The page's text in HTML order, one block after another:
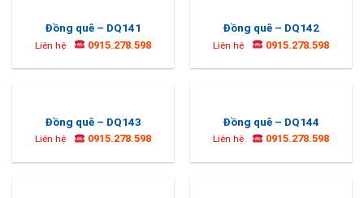
Đồng quê – DQ141
Liên hệ 0915.278.598
Đồng quê – DQ142
Liên hệ 0915.278.598
Đồng quê – DQ143
Liên hệ 0915.278.598
Đồng quê – DQ144
Liên hệ 0915.278.598